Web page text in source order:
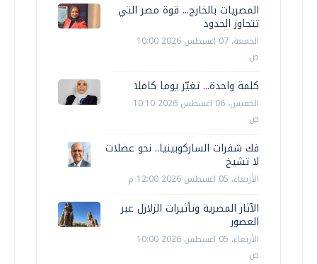
المصريات بالخارج... قوة مصر التي
تتجاوز الحدود
الجمعة، 07 اغسطس 2026 10:00
ص
كلمة واحدة... تغيّر يوما كاملا
الخميس، 06 اغسطس 2026 10:10
ص
فك شفرات الساركوبينيا.. نحو عضلات
لا تشيخ
الأربعاء، 05 اغسطس 2026 12:00 م
الآثار المصرية وتأثيرات الزلازل عبر
العصور
الأربعاء، 05 اغسطس 2026 10:00
ص